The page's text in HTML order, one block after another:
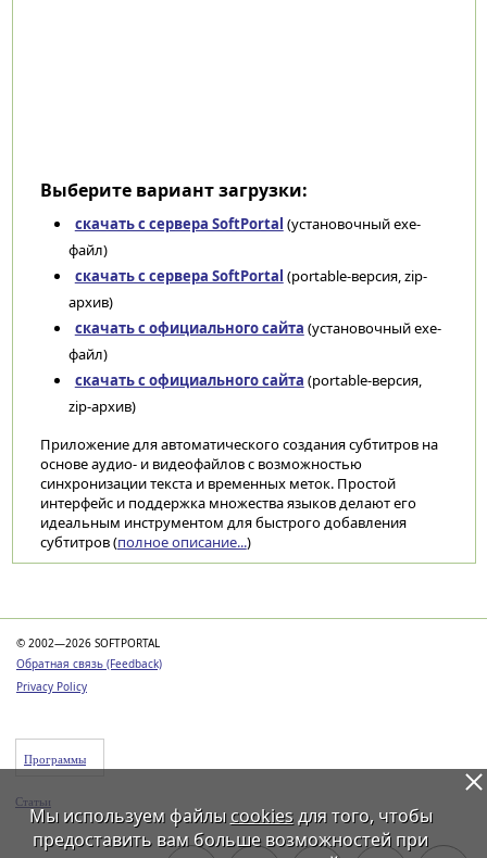
Выберите вариант загрузки:
скачать с сервера SoftPortal (установочный exe-
файл)
скачать с сервера SoftPortal (portable-версия, zip-
архив)
скачать с официального сайта (установочный exe-
файл)
скачать с официального сайта (portable-версия,
zip-архив)
Приложение для автоматического создания субтитров на
основе аудио- и видеофайлов с возможностью
синхронизации текста и временных меток. Простой
интерфейс и поддержка множества языков делают его
идеальным инструментом для быстрого добавления
субтитров (полное описание...)
© 2002—2026 SOFTPORTAL
Обратная связь (Feedback)
Privacy Policy
Программы
Статьи
Мы используем файлы cookiesдля того, чтобы
предоставить вам больше возможностей при